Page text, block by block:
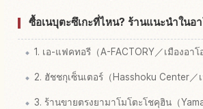
ซื้อเนบุตะซึเกะที่ไหน? ร้านแนะนำในอ
1. เอ-แฟคทอรี（A-FACTORY／เมืองอาโอ
2. ฮัชชกุเซ็นเตอร์（Hasshoku Center／เ
3. ร้านขายตรงยามาโมโตะโชคุฮิน（